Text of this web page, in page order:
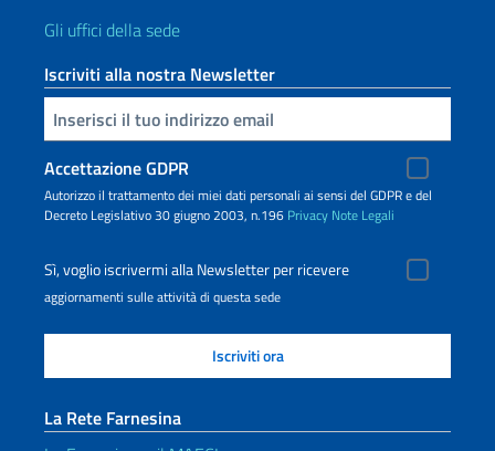
Gli uffici della sede
Iscriviti alla nostra Newsletter
Inserisci la tua email
Accettazione GDPR
Autorizzo il trattamento dei miei dati personali ai sensi del GDPR e del
Decreto Legislativo 30 giugno 2003, n.196 Privacy Note Legali
Sì, voglio iscrivermi alla Newsletter per ricevere
aggiornamenti sulle attività di questa sede
La Rete Farnesina